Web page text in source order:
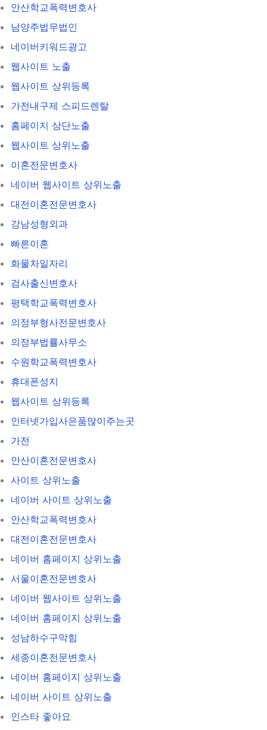
안산학교폭력변호사
남양주법무법인
네이버키워드광고
웹사이트 노출
웹사이트 상위등록
가전내구제 스피드렌탈
홈페이지 상단노출
웹사이트 상위노출
이혼전문변호사
네이버 웹사이트 상위노출
대전이혼전문변호사
강남성형외과
빠른이혼
화물차일자리
검사출신변호사
평택학교폭력변호사
의정부형사전문변호사
의정부법률사무소
수원학교폭력변호사
휴대폰성지
웹사이트 상위등록
인터넷가입사은품많이주는곳
가전
안산이혼전문변호사
사이트 상위노출
네이버 사이트 상위노출
안산학교폭력변호사
대전이혼전문변호사
네이버 홈페이지 상위노출
서울이혼전문변호사
네이버 웹사이트 상위노출
네이버 홈페이지 상위노출
성남하수구막힘
세종이혼전문변호사
네이버 홈페이지 상위노출
네이버 사이트 상위노출
인스타 좋아요